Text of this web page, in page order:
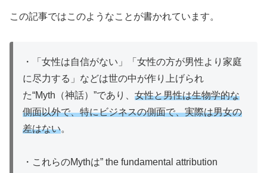
この記事ではこのようなことが書かれています。
・「女性は自信がない」「女性の方が男性より家庭
に尽力する」などは世の中が作り上げられ
た“Myth（神話）”であり、 女性と男性は生物学的な
側面以外で、特にビジネスの側面で、実際は男女の
差はない。
・これらのMythは” the fundamental attribution